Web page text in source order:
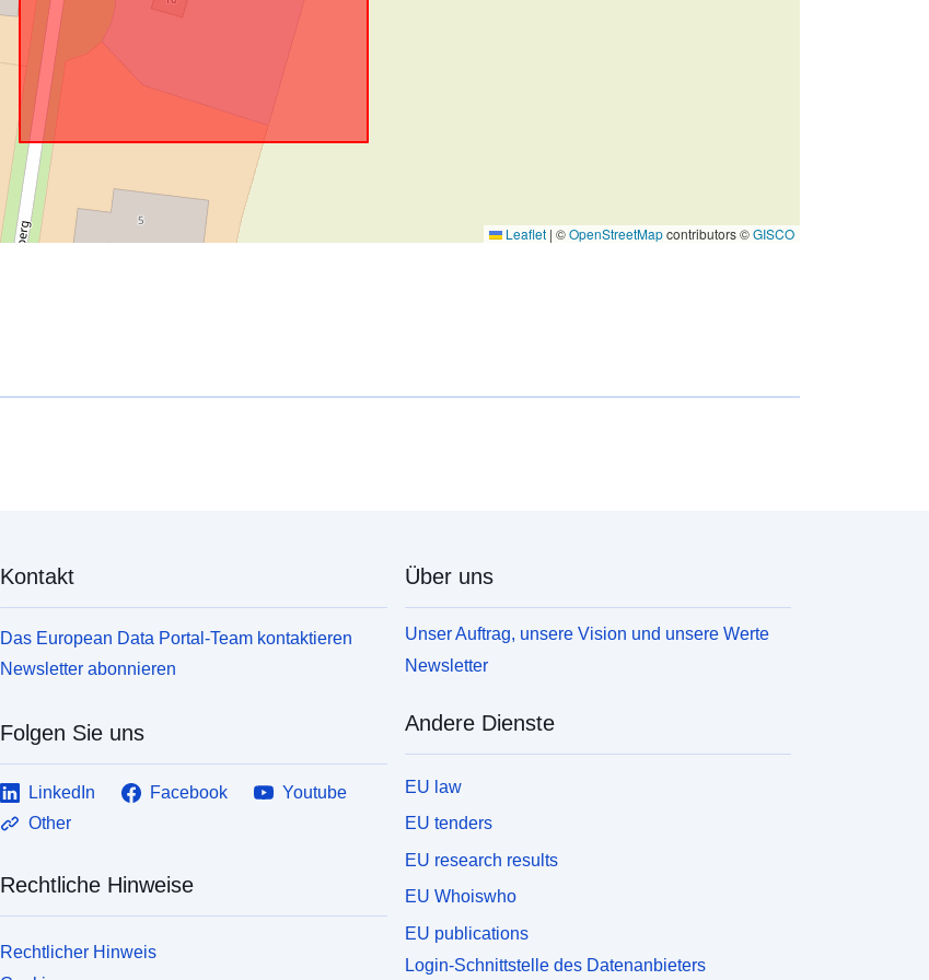
Leaflet | ©OpenStreetMapcontributors ©GISCO
Kontakt
Das European Data Portal-Team kontaktieren
Newsletter abonnieren
Folgen Sie uns
LinkedIn Facebook
Youtube
Other
Rechtliche Hinweise
Rechtlicher Hinweis
Über uns
Unser Auftrag, unsere Vision und unsere Werte
Newsletter
Andere Dienste
EU law
EU tenders
EU research results
EU Whoiswho
EU publications
Login-Schnittstelle des Datenanbieters